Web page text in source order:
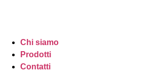
Chi siamo
Prodotti
Contatti